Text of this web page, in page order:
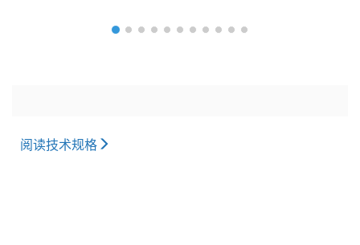
阅读技术规格